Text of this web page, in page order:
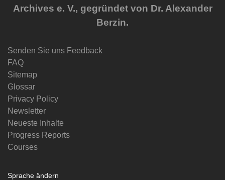
Archives e. V., gegründet von Dr. Alexander
Berzin.
Senden Sie uns Feedback
FAQ
Sitemap
Glossar
Privacy Policy
Newsletter
Neueste Inhalte
Progress Reports
Courses
Sprache ändern